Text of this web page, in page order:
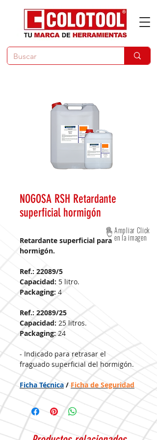
NOGOSA RSH Retardante
superficial hormigón
Retardante superficial para
hormigón.
Ref.: 22089/5
Capacidad: 5 litro.
Packaging: 4
Ref.: 22089/25
Capacidad: 25 litros.
Packaging:24
- Indicado para retrasar el
fraguado superficial del hormigón.
Ficha Técnica / Ficha de Seguridad
Ampliar Click
en la imagen